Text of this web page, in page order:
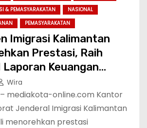
& PEMASYARAKATAN
NASIONAL
PEMASYARAKATAN
Imigrasi Kalimantan
Prestasi, Raih
Keuangan
Anggaran 2025
Wira
mediakota-online.com Kantor
Jenderal Imigrasi Kalimantan
menorehkan prestasi